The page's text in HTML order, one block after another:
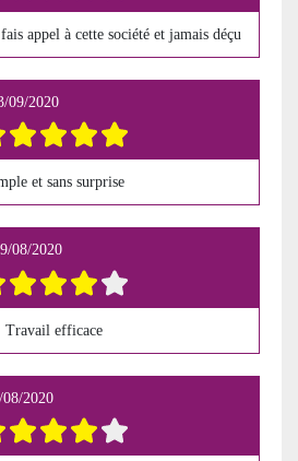
appel à cette société et jamais déçu
09/2020
et sans surprise
08/2020
Travail efficace
08/2020